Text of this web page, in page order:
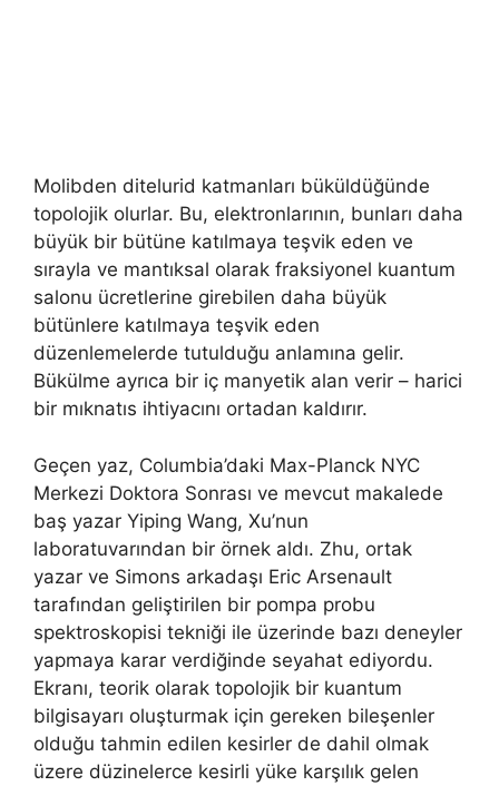
Molibden ditelurid katmanları büküldüğünde
topolojik olurlar. Bu, elektronlarının, bunları daha
büyük bir bütüne katılmaya teşvik eden ve
sırayla ve mantıksal olarak fraksiyonel kuantum
salonu ücretlerine girebilen daha büyük
bütünlere katılmaya teşvik eden
düzenlemelerde tutulduğu anlamına gelir.
Bükülme ayrıca bir iç manyetik alan verir – harici
bir mıknatıs ihtiyacını ortadan kaldırır.
Geçen yaz, Columbia’daki Max-Planck NYC
Merkezi Doktora Sonrası ve mevcut makalede
baş yazar Yiping Wang, Xu’nun
laboratuvarından bir örnek aldı. Zhu, ortak
yazar ve Simons arkadaşı Eric Arsenault
tarafından geliştirilen bir pompa probu
spektroskopisi tekniği ile üzerinde bazı deneyler
yapmaya karar verdiğinde seyahat ediyordu.
Ekranı, teorik olarak topolojik bir kuantum
bilgisayarı oluşturmak için gereken bileşenler
olduğu tahmin edilen kesirler de dahil olmak
üzere düzinelerce kesirli yüke karşılık gelen